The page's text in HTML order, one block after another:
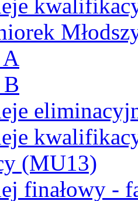
A
B
(MU13)
finałowy -